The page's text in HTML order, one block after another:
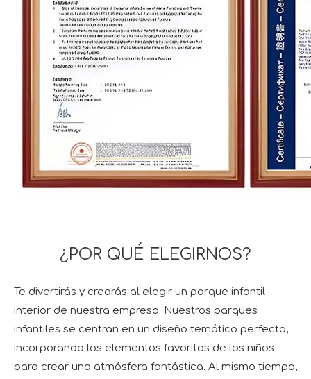
¿POR QUÉ ELEGIRNOS?
Te divertirás y crearás al elegir un parque infantil
interior de nuestra empresa. Nuestros parques
infantiles se centran en un diseño temático perfecto,
incorporando los elementos favoritos de los niños
para crear una atmósfera fantástica. Al mismo tiempo,